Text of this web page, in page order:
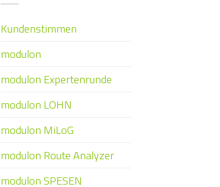
Kundenstimmen
modulon
modulon Expertenrunde
modulon LOHN
modulon MiLoG
modulon Route Analyzer
modulon SPESEN